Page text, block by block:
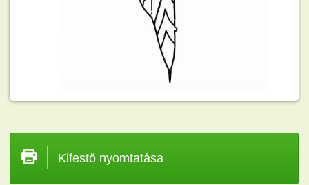
Kifestő nyomtatása